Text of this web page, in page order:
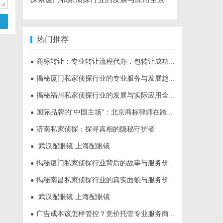
热门推荐
● 商标转让：专业转让流程代办，包转让成功再付款
● 揭秘厦门私家侦探行业的专业服务与发展趋势
● 揭秘福州私家侦探行业的发展与实际应用全解析
● 国际品牌的“中国主场”：北京商标律师在跨境维权中的战略支点
● 济南私家侦探：探寻真相的隐秘守护者
● 武汉配眼镜 上海配眼镜
● 揭秘厦门私家侦探行业背后的故事与服务价值
● 揭秘南昌私家侦探行业的真实面貌与服务价值详解
● 武汉配眼镜 上海配眼镜
● 广告成本该怎样管控？竞价托管专业服务商俐麸科技